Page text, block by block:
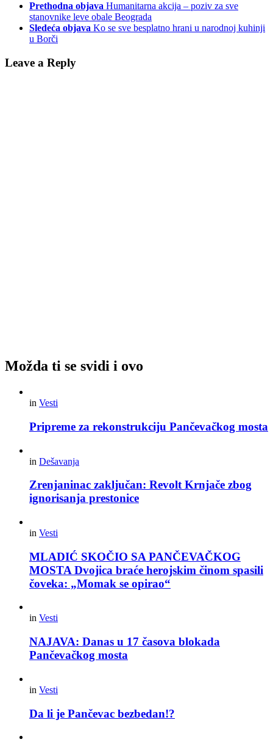
Prethodna objava Humanitarna akcija – poziv za sve
stanovnike leve obale Beograda
Sledeća objava Ko se sve besplatno hrani u narodnoj kuhinji
u Borči
Leave a Reply
Možda ti se svidi i ovo
in Vesti
Pripreme za rekonstrukciju Pančevačkog mosta
in Dešavanja
Zrenjaninac zaključan: Revolt Krnjače zbog
ignorisanja prestonice
in Vesti
MLADIĆ SKOČIO SA PANČEVAČKOG
MOSTA Dvojica braće herojskim činom spasili
čoveka: „Momak se opirao“
in Vesti
NAJAVA: Danas u 17 časova blokada
Pančevačkog mosta
in Vesti
Da li je Pančevac bezbedan!?